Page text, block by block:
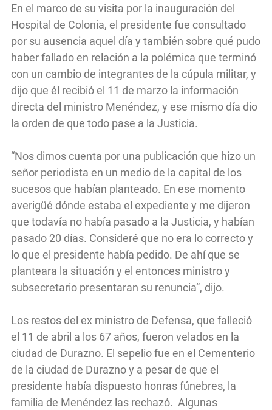
En el marco de su visita por la inauguración del
Hospital de Colonia, el presidente fue consultado
por su ausencia aquel día y también sobre qué pudo
haber fallado en relación a la polémica que terminó
con un cambio de integrantes de la cúpula militar, y
dijo que él recibió el 11 de marzo la información
directa del ministro Menéndez, y ese mismo día dio
la orden de que todo pase a la Justicia.
“Nos dimos cuenta por una publicación que hizo un
señor periodista en un medio de la capital de los
sucesos que habían planteado. En ese momento
averigüé dónde estaba el expediente y me dijeron
que todavía no había pasado a la Justicia, y habían
pasado 20 días. Consideré que no era lo correcto y
lo que el presidente había pedido. De ahí que se
planteara la situación y el entonces ministro y
subsecretario presentaran su renuncia”, dijo.
Los restos del ex ministro de Defensa, que falleció
el 11 de abril a los 67 años, fueron velados en la
ciudad de Durazno. El sepelio fue en el Cementerio
de la ciudad de Durazno y a pesar de que el
presidente había dispuesto honras fúnebres, la
familia de Menéndez las rechazó. Algunas